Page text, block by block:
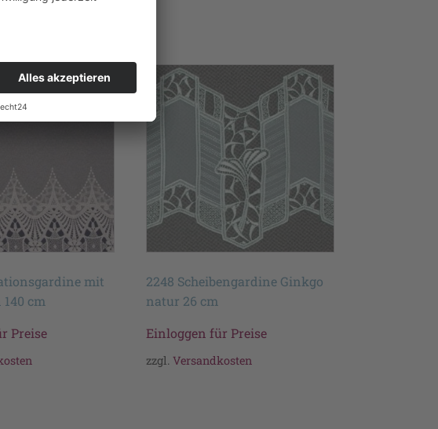
mit
cm
Preise
2248 Scheibengardine Ginkgo
natur 26 cm
Einloggen für Preise
zzgl. Versandkosten